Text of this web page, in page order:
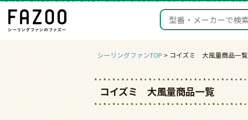
シーリングファンTOP コイズミ 大風量商品一覧
コイズミ 大風量商品一覧